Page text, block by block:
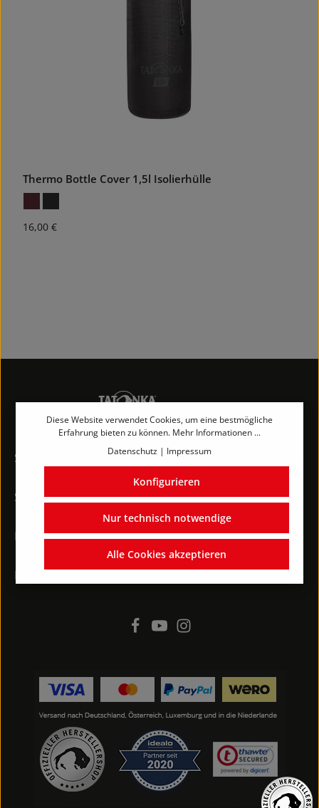
Thermo Bottle Cover 1,5l Isolierhülle
Regulärer Preis:
16,00 €
Service-Hotline
Shop-Service
Rechtliches
Kontakt
Diese Website verwendet Cookies, um eine bestmögliche
Erfahrung bieten zu können. Mehr Informationen ...
Datenschutz | Impressum
Nur technisch notwendige
Konfigurieren
Alle Cookies akzeptieren